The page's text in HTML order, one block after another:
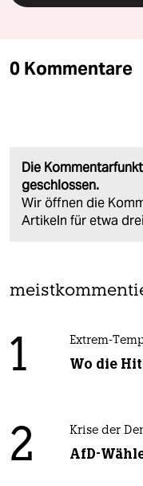
0 Kommentare
Die
geschlossen.
Wir öffnen die
Artikeln für etwa
1 Extrem-
Wo die
2 Krise der
AfD-